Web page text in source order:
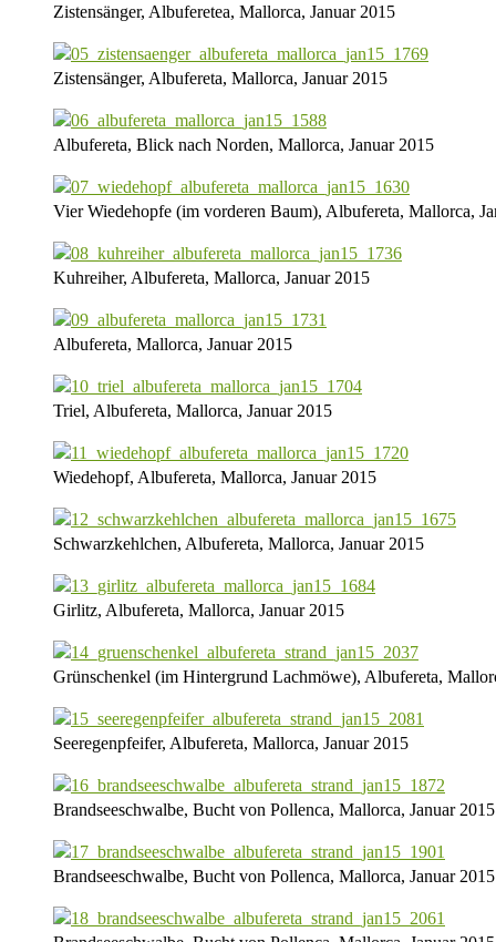
Zistensänger, Albuferetea, Mallorca, Januar 2015
Zistensänger, Albufereta, Mallorca, Januar 2015
Albufereta, Blick nach Norden, Mallorca, Januar 2015
Vier Wiedehopfe (im vorderen Baum), Albufereta, Mallorca,
Kuhreiher, Albufereta, Mallorca, Januar 2015
Albufereta, Mallorca, Januar 2015
Triel, Albufereta, Mallorca, Januar 2015
Wiedehopf, Albufereta, Mallorca, Januar 2015
Schwarzkehlchen, Albufereta, Mallorca, Januar 2015
Girlitz, Albufereta, Mallorca, Januar 2015
Grünschenkel (im Hintergrund Lachmöwe), Albufereta,
Seeregenpfeifer, Albufereta, Mallorca, Januar 2015
Brandseeschwalbe, Bucht von Pollenca, Mallorca, Januar 2015
Brandseeschwalbe, Bucht von Pollenca, Mallorca, Januar 2015